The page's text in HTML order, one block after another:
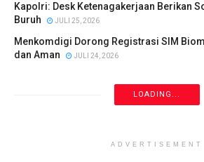
Kapolri: Desk Ketenagakerjaan Berikan
Buruh
JULI 25, 2026
Menkomdigi Dorong Registrasi SIM
dan Aman
JULI 24, 2026
LOADING...
ADVERTISEMENT